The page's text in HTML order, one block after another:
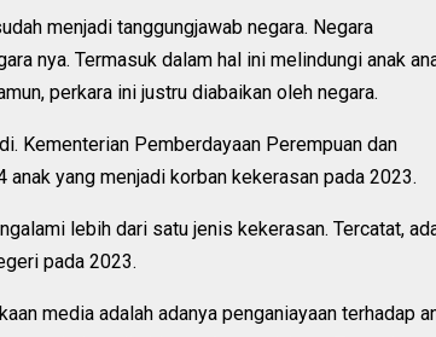
menjadi tanggungjawab negara. Negara
nya. Termasuk dalam hal ini melindungi anak
perkara ini justru diabaikan oleh negara.
Kementerian Pemberdayaan Perempuan dan
yang menjadi korban kekerasan pada 2023.
lebih dari satu jenis kekerasan. Tercatat,
pada 2023.
media adalah adanya penganiayaan terhadap